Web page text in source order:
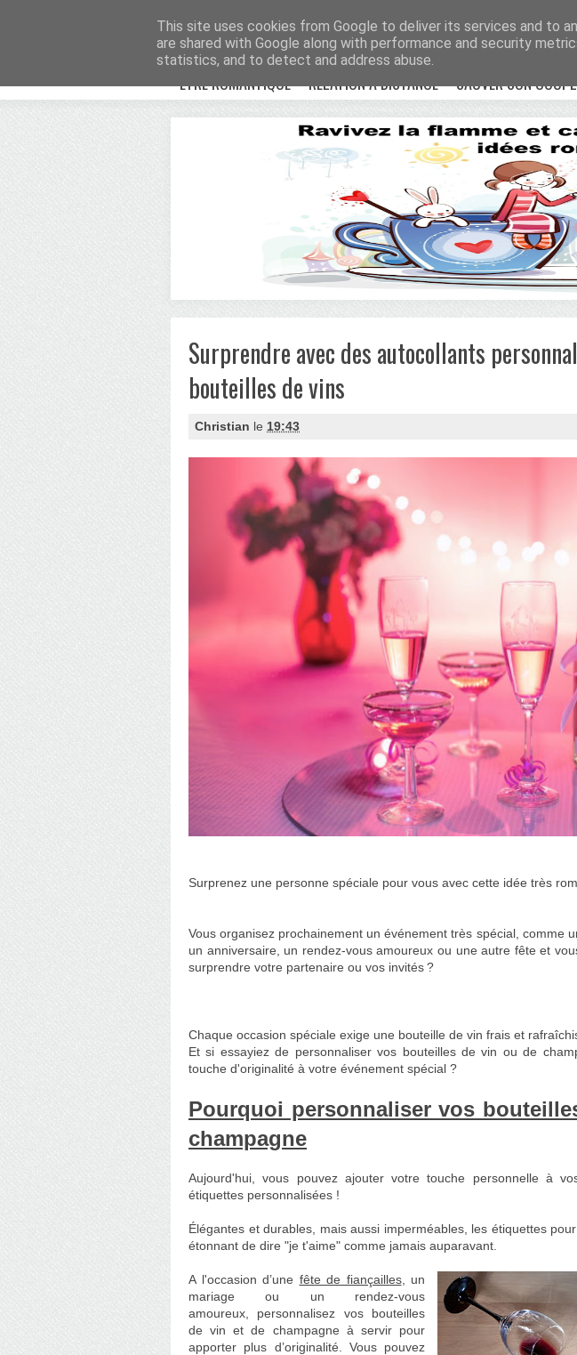
Avenue Romantique ! Accueil
ETRE ROMANTIQUE RELATION À DISTANCE SAUVER SON
Surprendre avec des autocollants
bouteilles de vins
Christian le 19:43
Surprenez une personne spéciale pour vous avec cette idée très
Vous organisez prochainement un événement très spécial, comme
un anniversaire, un rendez-vous amoureux ou une autre fête et
surprendre votre partenaire ou vos invités ?
Chaque occasion spéciale exige une bouteille de vin frais et
Et si essayiez de personnaliser vos bouteilles de vin ou de
touche d'originalité à votre événement spécial ?
Pourquoi personnaliser vos
champagne
Aujourd'hui, vous pouvez ajouter votre touche personnelle à
étiquettes personnalisées !
Élégantes et durables, mais aussi imperméables, les étiquettes
étonnant de dire "je t'aime" comme jamais auparavant.
A l'occasion d’une fête de fiançailles, un
mariage ou un rendez-vous
amoureux, personnalisez vos bouteilles
de vin et de champagne à servir pour
apporter plus d’originalité. Vous pouvez
This site uses cookies from Google to deliver its services and to
are shared with Google along with performance and security
statistics, and to detect and address abuse.